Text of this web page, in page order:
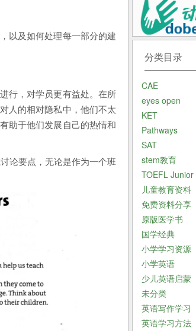
以及如何处理每一部分的建
行，对学员更有益处。在所
人的相对隐私中，他们不太
助于他们发展自己的热情和
论要点，无论是作为一个班
分类目录
CAE
eyes open
KET
Pathways
SAT
stem教育
TOEFL Junior
儿童教育资料
免费资料分享
原版医学书
国学经典
小学学习资源
小学英语
少儿英语启蒙
未分类
英语写作学习
英语学习方法